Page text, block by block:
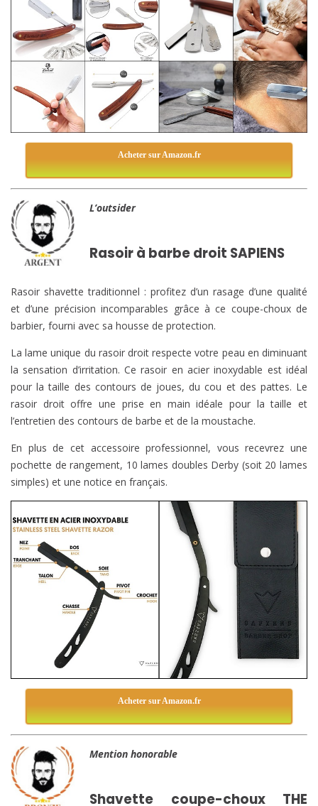
Acheter sur Amazon.fr
L’outsider
Rasoir à barbe droit SAPIENS
Rasoir shavette traditionnel : profitez d’un rasage d’une qualité
et d’une précision incomparables grâce à ce coupe-choux de
barbier, fourni avec sa housse de protection.
La lame unique du rasoir droit respecte votre peau en diminuant
la sensation d’irritation. Ce rasoir en acier inoxydable est idéal
pour la taille des contours de joues, du cou et des pattes. Le
rasoir droit offre une prise en main idéale pour la taille et
l’entretien des contours de barbe et de la moustache.
En plus de cet accessoire professionnel, vous recevrez une
pochette de rangement, 10 lames doubles Derby (soit 20 lames
simples) et une notice en français.
Acheter sur Amazon.fr
Mention honorable
Shavette coupe-choux THE